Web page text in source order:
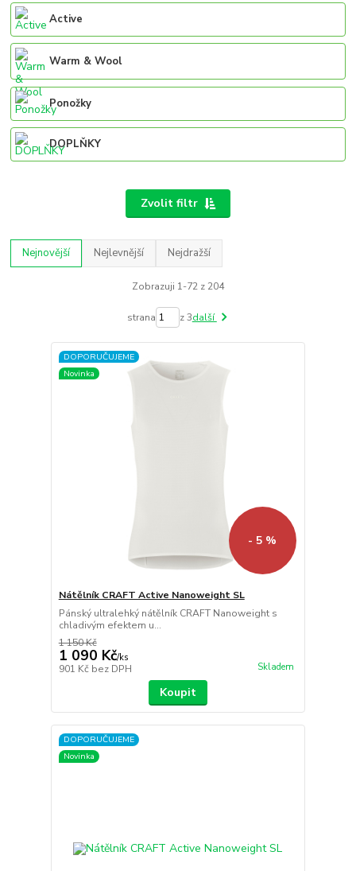
Active
Warm & Wool
Ponožky
DOPLŇKY
Zvolit filtr
Nejnovější Nejlevnější Nejdražší
Zobrazuji 1-72 z 204
strana z 3další
DOPORUČUJEME
Novinka
- 5 %
Nátělník CRAFT Active Nanoweight SL
Pánský ultralehký nátělník CRAFT Nanoweight s
chladivým efektem u...
1 150 Kč
1 090 Kč/ks
901 Kč bez DPH Skladem
Koupit
DOPORUČUJEME
Novinka